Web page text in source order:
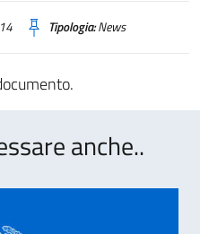
Tipologia:News
anche..